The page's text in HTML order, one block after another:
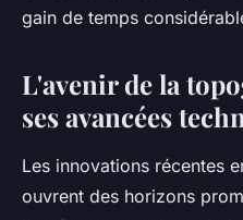
gain de temps
L'avenir de la
ses avancées
Les innovations récentes
ouvrent des horizons